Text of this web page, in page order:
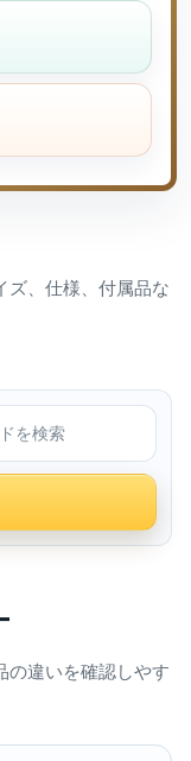
ズ、仕様、付属品な
の違いを確認しやす